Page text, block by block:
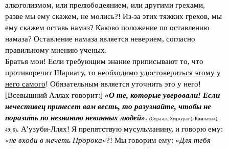
алкоголизмом, или прелюбодеянием, или другими грехами,
разве мы ему скажем, не молись?! Из-за этих тяжких грехов, мы
ему скажем оставь намаз? Каково положение по оставлению
намаза? Оставление намаза является неверием, согласно
правильному мнению ученых.
Братья мои! Если требующим знание приписывают то, что
противоречит Шариату, то необходимо удостовериться этому у
него самого! Обязательным является уточнить это у него!
[Всевышний Аллах говорит:] «О те, которые уверовали! Если
нечестивец принесет вам весть, то разузнайте, чтобы не
поразить по незнанию невинных людей». (Сура аль-Худжурат («Комнаты»),
49: 6). А’узуби-Ллях! Я препятствую мусульманину, и говорю ему:
«не входи в мечеть Пророка»?! Мы говорим ему: «Для тебя